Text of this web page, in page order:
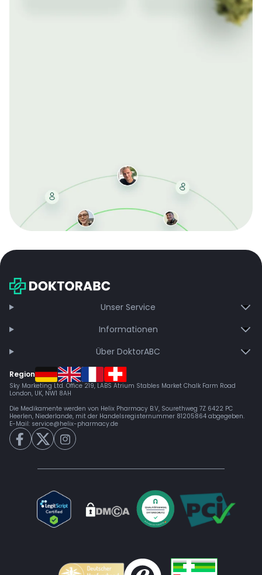
bei jeder Bestellung, erhalten schnelle Lieferung und
Unser Service
Informationen
Über DoktorABC
Region
Sky Marketing Ltd. Office 219, LABS Atrium Stables Market Chalk Farm Road
London, UK, NW1 8AH
Die Medikamente werden von Helix Pharmacy B.V, Sourethweg 7Z 6422 PC
Heerlen, Niederlande, mit der Handelsregisternummer 81205864 abgegeben.
E-Mail: service@helix-pharmacy.de